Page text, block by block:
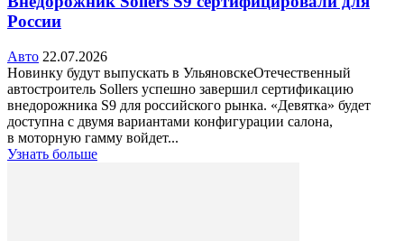
России
Авто 22.07.2026
Новинку будут выпускать в УльяновскеОтечественный
автостроитель Sollers успешно завершил сертификацию
внедорожника S9 для российского рынка. «Девятка» будет
доступна с двумя вариантами конфигурации салона,
в моторную гамму войдет...
Узнать больше